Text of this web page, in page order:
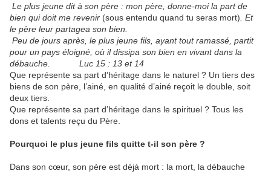
Le plus jeune dit à son père : mon père, donne-moi la part de
bien qui doit me revenir (sous entendu quand tu seras mort) . Et
le père leur partagea son bien.
Peu de jours après, le plus jeune fils, ayant tout ramassé, partit
pour un pays éloigné, où il dissipa son bien en vivant dans la
débauche. Luc 15 : 13 et 14
Que représente sa part d’héritage dans le naturel ? Un tiers des
biens de son père, l’ainé, en qualité d’ainé reçoit le double, soit
deux tiers.
Que représente sa part d’héritage dans le spirituel ? Tous les
dons et talents reçu du Père.
Pourquoi le plus jeune fils quitte t-il son père ?
Dans son cœur, son père est déjà mort : la mort, la débauche